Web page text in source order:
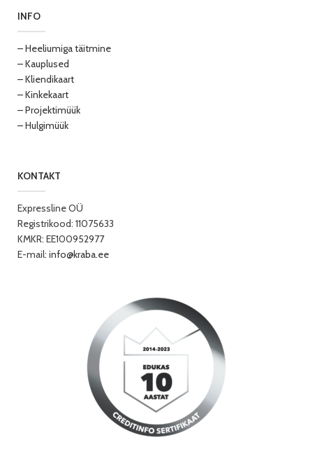
INFO
– Heeliumiga täitmine
– Kauplused
– Kliendikaart
– Kinkekaart
– Projektimüük
– Hulgimüük
KONTAKT
Expressline OÜ
Registrikood: 11075633
KMKR: EE100952977
E-mail: info@kraba.ee